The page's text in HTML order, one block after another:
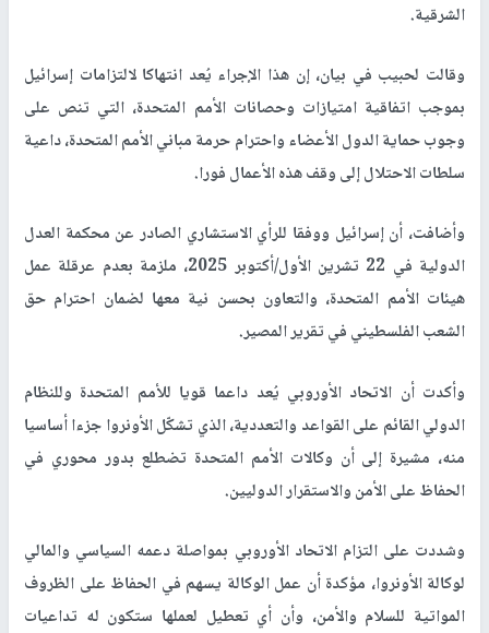
الشرقية.
وقالت لحبيب في بيان، إن هذا الإجراء يُعد انتهاكا لالتزامات إسرائيل
بموجب اتفاقية امتيازات وحصانات الأمم المتحدة، التي تنص على
وجوب حماية الدول الأعضاء واحترام حرمة مباني الأمم المتحدة، داعية
سلطات الاحتلال إلى وقف هذه الأعمال فورا.
وأضافت، أن إسرائيل ووفقا للرأي الاستشاري الصادر عن محكمة العدل
الدولية في 22 تشرين الأول/أكتوبر 2025، ملزمة بعدم عرقلة عمل
هيئات الأمم المتحدة، والتعاون بحسن نية معها لضمان احترام حق
الشعب الفلسطيني في تقرير المصير.
وأكدت أن الاتحاد الأوروبي يُعد داعما قويا للأمم المتحدة وللنظام
الدولي القائم على القواعد والتعددية، الذي تشكّل الأونروا جزءا أساسيا
منه، مشيرة إلى أن وكالات الأمم المتحدة تضطلع بدور محوري في
الحفاظ على الأمن والاستقرار الدوليين.
وشددت على التزام الاتحاد الأوروبي بمواصلة دعمه السياسي والمالي
لوكالة الأونروا، مؤكدة أن عمل الوكالة يسهم في الحفاظ على الظروف
المواتية للسلام والأمن، وأن أي تعطيل لعملها ستكون له تداعيات